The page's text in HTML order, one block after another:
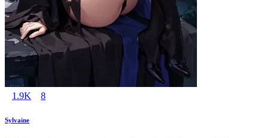
1.9K 8
Sylvaine